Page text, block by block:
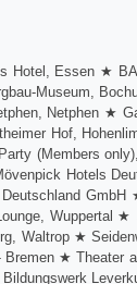
Hotel, Essen ★
Museum,
Netphen ★
Hof,
(Members
Hotels
GmbH
Wuppertal
Waltrop ★
★ Theater